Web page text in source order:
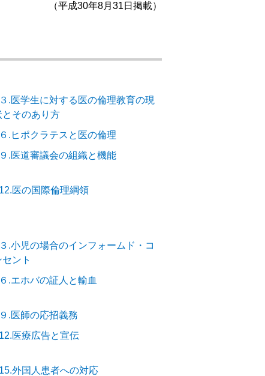
（平成30年8月31日掲載）
.医学生に対する医の倫理教育の現
とそのあり方
.ヒポクラテスと医の倫理
.医道審議会の組織と機能
医の国際倫理綱領
.小児の場合のインフォームド・コ
セント
.エホバの証人と輸血
.医師の応招義務
医療広告と宣伝
外国人患者への対応